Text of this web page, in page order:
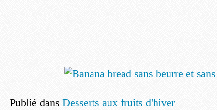
Publié dans Desserts aux fruits d'hiver